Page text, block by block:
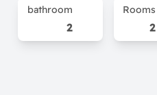
Rooms
2
bathroom
2